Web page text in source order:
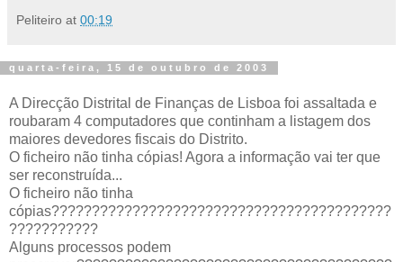
Peliteiro at 00:19
quarta-feira, 15 de outubro de 2003
A Direcção Distrital de Finanças de Lisboa foi assaltada e
roubaram 4 computadores que continham a listagem dos
maiores devedores fiscais do Distrito.
O ficheiro não tinha cópias! Agora a informação vai ter que
ser reconstruída...
O ficheiro não tinha
cópias??????????????????????????????????????????
???????????
Alguns processos podem